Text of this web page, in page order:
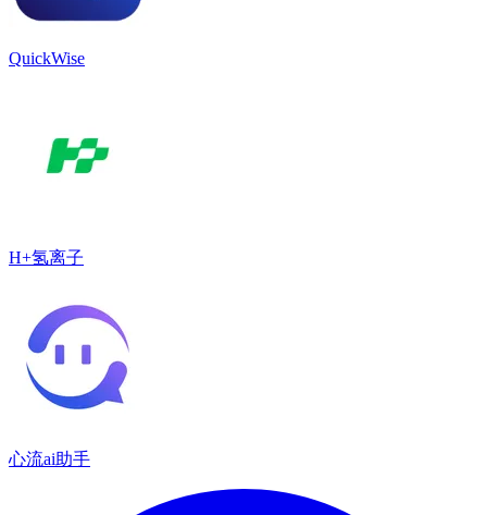
QuickWise
H+氢离子
心流ai助手